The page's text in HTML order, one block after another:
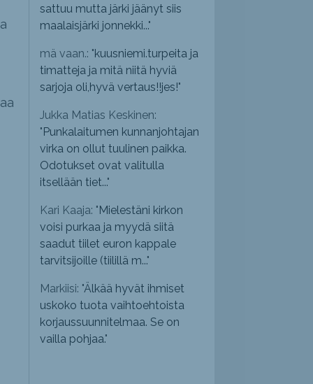
sattuu mutta järki jäänyt siis
maalaisjärki jonnekki..."
mä vaan.: "kuusniemi.turpeita ja
timatteja ja mitä niitä hyviä
sarjoja oli,hyvä vertaus!!jes!"
Jukka Matias Keskinen:
" Punkalaitumen kunnanjohtajan
virka on ollut tuulinen paikka.
Odotukset ovat valitulla
itsellään tiet..."
Kari Kaaja: " Mielestäni kirkon
voisi purkaa ja myydä siitä
saadut tiilet euron kappale
tarvitsijoille (tiilillä m..."
Markiisi: "Älkää hyvät ihmiset
uskoko tuota vaihtoehtoista
korjaussuunnitelmaa. Se on
vailla pohjaa."